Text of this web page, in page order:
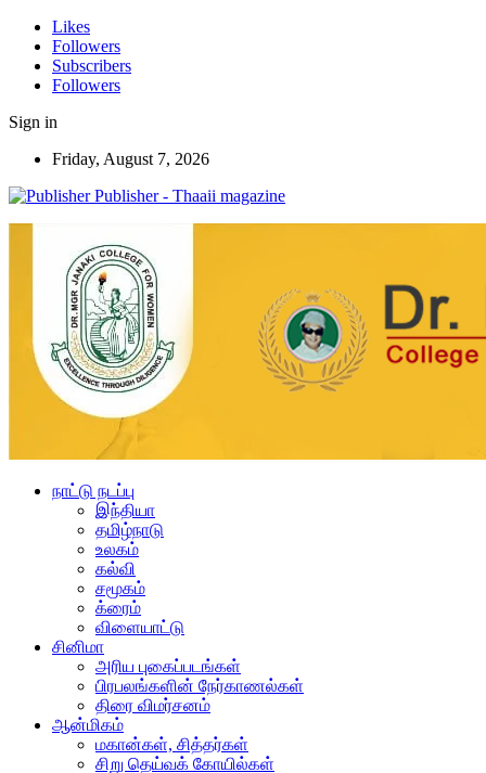
Likes
Followers
Subscribers
Followers
Sign in
Friday, August 7, 2026
Publisher - Thaaii magazine
நாட்டு நடப்பு
இந்தியா
தமிழ்நாடு
உலகம்
கல்வி
சமூகம்
க்ரைம்
விளையாட்டு
சினிமா
அரிய புகைப்படங்கள்
பிரபலங்களின் நேர்காணல்கள்
திரை விமர்சனம்
ஆன்மிகம்
மகான்கள், சித்தர்கள்
சிறு தெய்வக் கோயில்கள்